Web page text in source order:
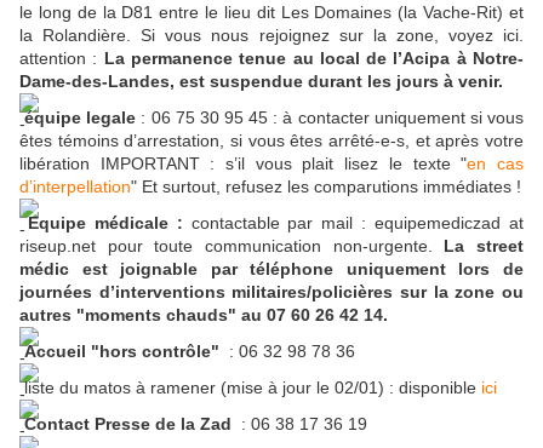
le long de la D81 entre le lieu dit Les Domaines (la Vache-Rit) et
la Rolandière. Si vous nous rejoignez sur la zone, voyez ici.
attention : La permanence tenue au local de l’Acipa à Notre-
Dame-des-Landes, est suspendue durant les jours à venir.
équipe legale : 06 75 30 95 45 : à contacter uniquement si vous
êtes témoins d’arrestation, si vous êtes arrêté-e-s, et après votre
libération IMPORTANT : s’il vous plait lisez le texte "en cas
d’interpellation" Et surtout, refusez les comparutions immédiates !
Equipe médicale : contactable par mail : equipemediczad at
riseup.net pour toute communication non-urgente. La street
médic est joignable par téléphone uniquement lors de
journées d’interventions militaires/policières sur la zone ou
autres "moments chauds" au 07 60 26 42 14.
Accueil "hors contrôle" : 06 32 98 78 36
liste du matos à ramener (mise à jour le 02/01) : disponible ici
Contact Presse de la Zad : 06 38 17 36 19